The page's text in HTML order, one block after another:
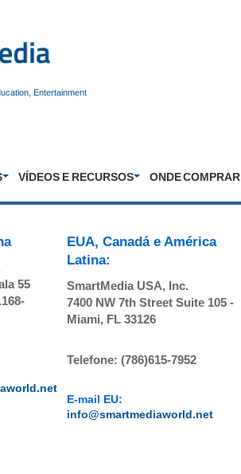
Entertainment
VÍDEOS E RECURSOS ONDE COMPRAR
55
EUA, Canadá e América
Latina:
SmartMedia USA, Inc.
7400 NW 7th Street Suite 105 -
Miami, FL 33126
Telefone: (786)615-7952
E-mail EU:
info@smartmediaworld.net